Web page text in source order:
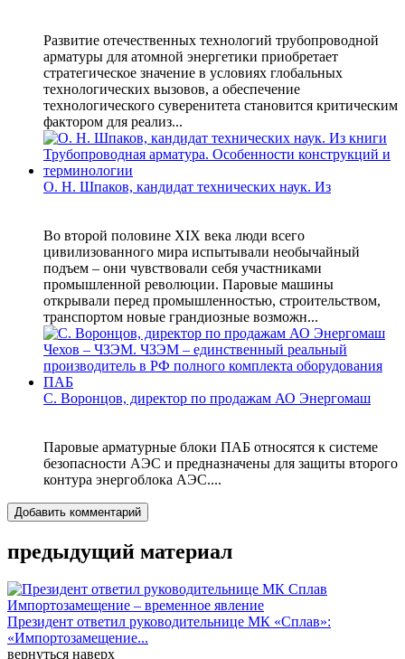
Развитие отечественных технологий трубопроводной
арматуры для атомной энергетики приобретает
стратегическое значение в условиях глобальных
технологических вызовов, а обеспечение
технологического суверенитета становится критическим
фактором для реализ...
О. Н. Шпаков, кандидат технических наук. Из
Во второй половине XIX века люди всего
цивилизованного мира испытывали необычайный
подъем – они чувствовали себя участниками
промышленной революции. Паровые машины
открывали перед промышленностью, строительством,
транспортом новые грандиозные возможн...
С. Воронцов, директор по продажам АО Энергомаш
Паровые арматурные блоки ПАБ относятся к системе
безопасности АЭС и предназначены для защиты второго
контура энергоблока АЭС....
Добавить комментарий
предыдущий материал
Президент ответил руководительнице МК «Сплав»:
«Импортозамещение...
вернуться наверх